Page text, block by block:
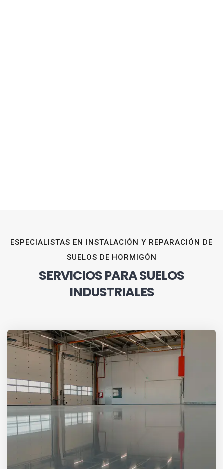
ESPECIALISTAS EN INSTALACIÓN Y REPARACIÓN DE
SUELOS DE HORMIGÓN
SERVICIOS PARA SUELOS
INDUSTRIALES